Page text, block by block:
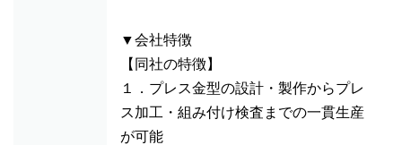
▼会社特徴
【同社の特徴】
１．プレス金型の設計・製作からプレ
ス加工・組み付け検査までの一貫生産
が可能